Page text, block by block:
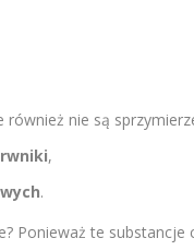
również nie są
,
.
Ponieważ te substancje